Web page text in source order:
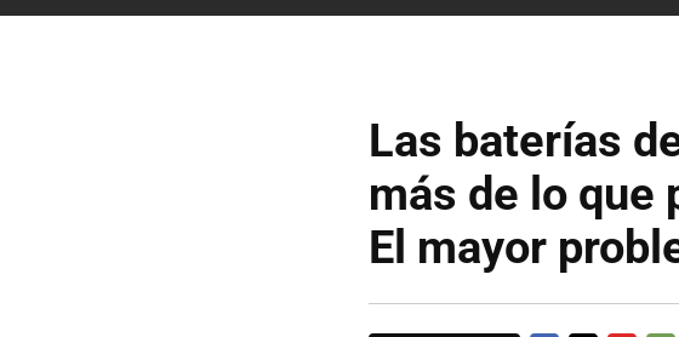
Las baterías
más de lo que
El mayor